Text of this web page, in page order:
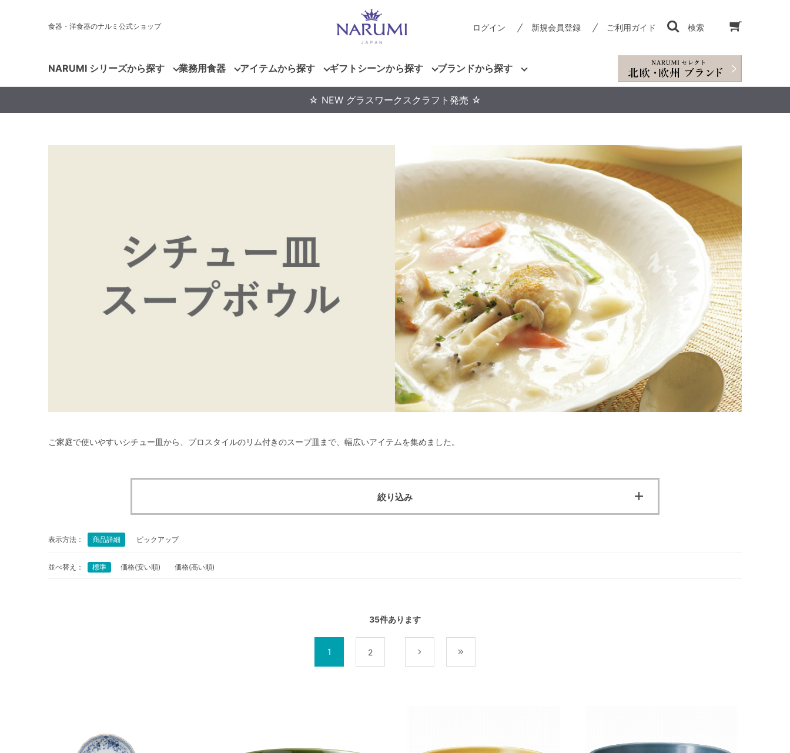
食器・洋食器のナルミ公式ショップ ログイン 新規会員登録 ご利用ガイド 検索
NARUMI シリーズから探す 業務用食器 アイテムから探す ギフトシーンから探す ブランドから探す
☆ NEW グラスワークスクラフト発売 ☆
ご家庭で使いやすいシチュー皿から、プロスタイルのリム付きのスープ皿まで、幅広いアイテムを集めました。
絞り込み
表示方法： 商品詳細 ピックアップ
並べ替え： 標準 価格(安い順) 価格(高い順)
35件あります
1 2